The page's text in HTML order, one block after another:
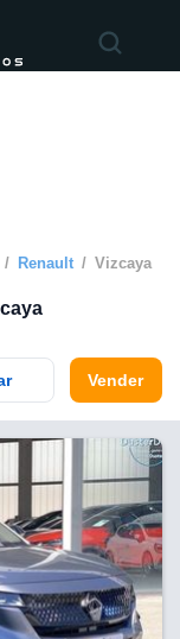
Renault Vizcaya
Vender